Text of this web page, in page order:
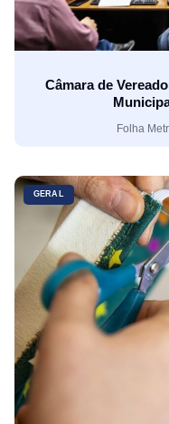
Câmara de
Folha
GERAL